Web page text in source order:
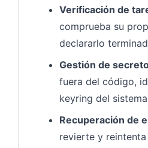
Verificación de
comprueba su
declararlo
Gestión de
fuera del código,
keyring del
Recuperación de
revierte y